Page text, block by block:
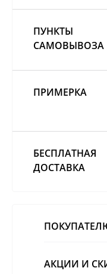
ПУНКТЫ
САМОВЫВОЗА
ПРИМЕРКА
БЕСПЛАТНАЯ
ДОСТАВКА
АКЦИИ И